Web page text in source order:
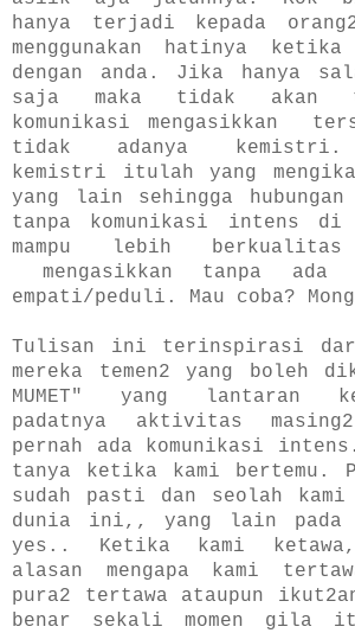
hanya terjadi kepada orang2
menggunakan hatinya ketika
dengan anda. Jika hanya
saja maka tidak akan
komunikasi mengasikkan
tidak adanya kemistri.
kemistri itulah yang
yang lain sehingga
tanpa komunikasi intens
mampu lebih
mengasikkan tanpa ada
empati/peduli. Mau coba?
Tulisan ini terinspirasi dari
mereka temen2 yang boleh
MUMET" yang lantaran
padatnya aktivitas
pernah ada komunikasi
tanya ketika kami bertemu.
sudah pasti dan seolah
dunia ini,, yang lain pada
yes.. Ketika kami ketawa,
alasan mengapa kami
pura2 tertawa ataupun
benar sekali momen gila